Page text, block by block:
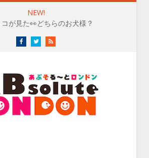
NEW!
が見た👀どちらのお犬様？
FacebookTwitterRSS